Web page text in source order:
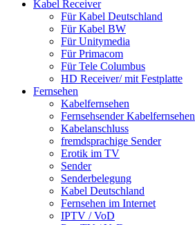
Kabel Receiver
Für Kabel Deutschland
Für Kabel BW
Für Unitymedia
Für Primacom
Für Tele Columbus
HD Receiver/ mit Festplatte
Fernsehen
Kabelfernsehen
Fernsehsender Kabelfernsehen
Kabelanschluss
fremdsprachige Sender
Erotik im TV
Sender
Senderbelegung
Kabel Deutschland
Fernsehen im Internet
IPTV / VoD